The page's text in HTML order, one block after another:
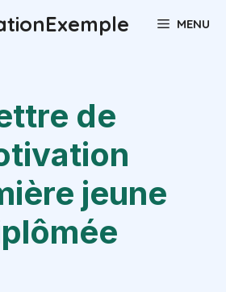
MENU
de
jeune